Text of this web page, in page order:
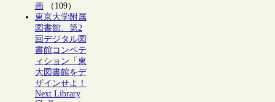
画（109）
東京大学附属
図書館、第2
回デジタル図
書館コンペテ
ィション「東
大図書館をデ
ザインせよ！
Next Library